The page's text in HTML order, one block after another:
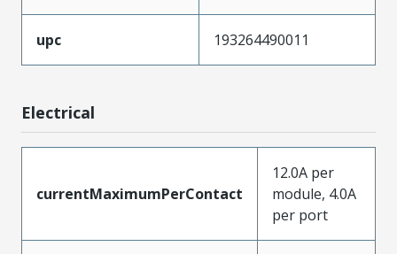
upc 193264490011
Electrical
currentMaximumPerContact
12.0A per
module, 4.0A
per port